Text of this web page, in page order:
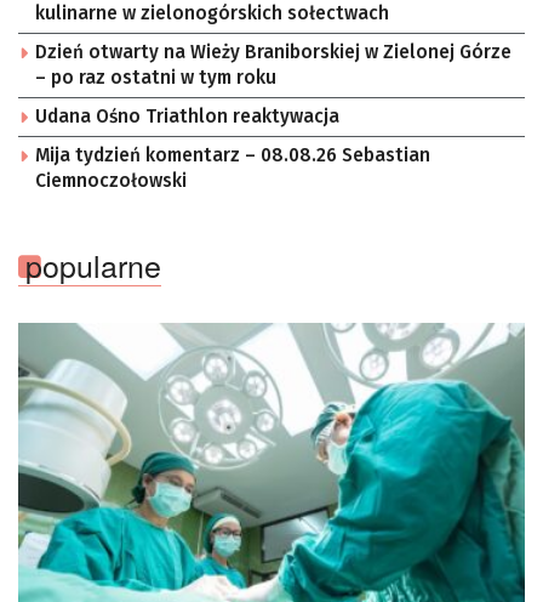
kulinarne w zielonogórskich sołectwach
Dzień otwarty na Wieży Braniborskiej w Zielonej Górze
– po raz ostatni w tym roku
Udana Ośno Triathlon reaktywacja
Mija tydzień komentarz – 08.08.26 Sebastian
Ciemnoczołowski
popularne